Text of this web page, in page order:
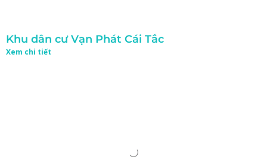
Khu dân cư Vạn Phát Cái Tắc
Xem chi tiết